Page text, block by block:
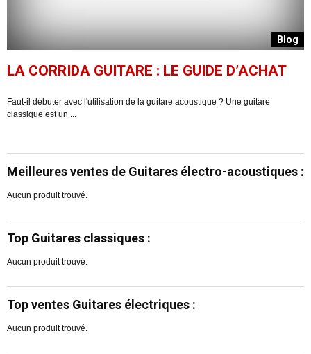
Blog
LA CORRIDA GUITARE : LE GUIDE D’ACHAT
Faut-il débuter avec l'utilisation de la guitare acoustique ? Une guitare
classique est un ...
Meilleures ventes de Guitares électro-acoustiques :
Aucun produit trouvé.
Top Guitares classiques :
Aucun produit trouvé.
Top ventes Guitares électriques :
Aucun produit trouvé.